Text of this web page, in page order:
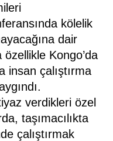
kölelik
dair
özellikle Kongo’da
insan çalıştırma
verdikleri özel
taşımacılıkta
çalıştırmak